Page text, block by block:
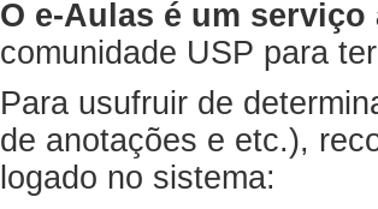
O e-Aulas é um
comunidade USP para
Para usufruir de
de anotações e etc.),
logado no sistema: